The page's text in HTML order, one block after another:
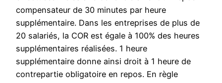
compensateur de 30 minutes par heure
supplémentaire. Dans les entreprises de plus de
20 salariés, la COR est égale à 100% des heures
supplémentaires réalisées. 1 heure
supplémentaire donne ainsi droit à 1 heure de
contrepartie obligatoire en repos. En règle